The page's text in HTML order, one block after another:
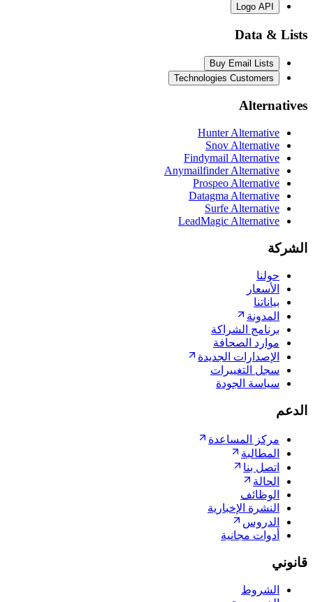
Logo API
Data & Lists
Buy Email Lists
Technologies Customers
Alternatives
Hunter Alternative
Snov Alternative
Findymail Alternative
Anymailfinder Alternative
Prospeo Alternative
Datagma Alternative
Surfe Alternative
LeadMagic Alternative
الشركة
حولنا
الأسعار
بياناتنا
المدونة
برنامج الشراكة
موارد الصحافة
الإصدارات الجديدة
سجل التغييرات
سياسة الجودة
الدعم
مركز المساعدة
المطالبة
اتصل بنا
الحالة
الوظائف
النشرة الإخبارية
الدروس
أدوات مجانية
قانوني
الشروط